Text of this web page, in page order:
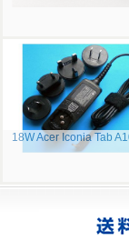
18W Acer Iconia Tab